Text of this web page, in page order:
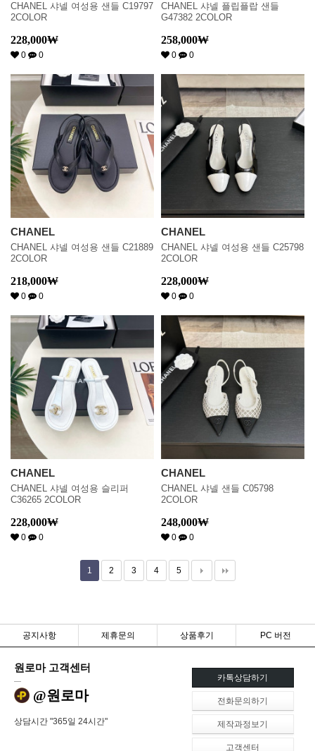
CHANEL 샤넬 여성용 샌들 C19797
2COLOR
228,000₩
0 0
CHANEL 샤넬 플립플랍 샌들
G47382 2COLOR
258,000₩
0 0
CHANEL
CHANEL 샤넬 여성용 샌들 C21889
2COLOR
218,000₩
0 0
CHANEL
CHANEL 샤넬 여성용 샌들 C25798
2COLOR
228,000₩
0 0
CHANEL
CHANEL 샤넬 여성용 슬리퍼
C36265 2COLOR
228,000₩
0 0
CHANEL
CHANEL 샤넬 샌들 C05798
2COLOR
248,000₩
0 0
1 2 3 4 5
공지사항 제휴문의 상품후기 PC 버전
원로마 고객센터
@원로마
상담시간 "365일 24시간"
카톡상담하기
전화문의하기
제작과정보기
고객센터